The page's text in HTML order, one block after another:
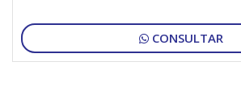
CONSULTAR